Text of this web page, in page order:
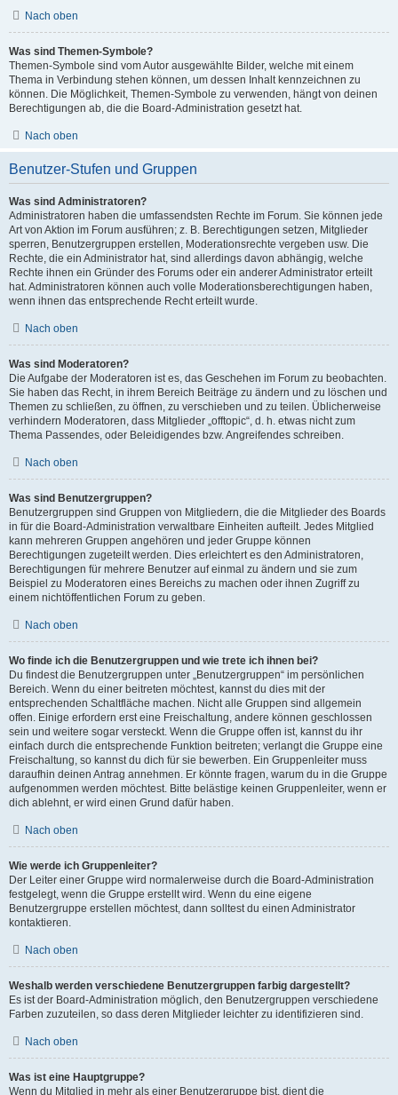
Nach oben
Was sind Themen-Symbole?
Themen-Symbole sind vom Autor ausgewählte Bilder, welche mit einem
Thema in Verbindung stehen können, um dessen Inhalt kennzeichnen zu
können. Die Möglichkeit, Themen-Symbole zu verwenden, hängt von deinen
Berechtigungen ab, die die Board-Administration gesetzt hat.
Nach oben
Benutzer-Stufen und Gruppen
Was sind Administratoren?
Administratoren haben die umfassendsten Rechte im Forum. Sie können jede
Art von Aktion im Forum ausführen; z. B. Berechtigungen setzen, Mitglieder
sperren, Benutzergruppen erstellen, Moderationsrechte vergeben usw. Die
Rechte, die ein Administrator hat, sind allerdings davon abhängig, welche
Rechte ihnen ein Gründer des Forums oder ein anderer Administrator erteilt
hat. Administratoren können auch volle Moderationsberechtigungen haben,
wenn ihnen das entsprechende Recht erteilt wurde.
Nach oben
Was sind Moderatoren?
Die Aufgabe der Moderatoren ist es, das Geschehen im Forum zu beobachten.
Sie haben das Recht, in ihrem Bereich Beiträge zu ändern und zu löschen und
Themen zu schließen, zu öffnen, zu verschieben und zu teilen. Üblicherweise
verhindern Moderatoren, dass Mitglieder „offtopic“, d. h. etwas nicht zum
Thema Passendes, oder Beleidigendes bzw. Angreifendes schreiben.
Nach oben
Was sind Benutzergruppen?
Benutzergruppen sind Gruppen von Mitgliedern, die die Mitglieder des Boards
in für die Board-Administration verwaltbare Einheiten aufteilt. Jedes Mitglied
kann mehreren Gruppen angehören und jeder Gruppe können
Berechtigungen zugeteilt werden. Dies erleichtert es den Administratoren,
Berechtigungen für mehrere Benutzer auf einmal zu ändern und sie zum
Beispiel zu Moderatoren eines Bereichs zu machen oder ihnen Zugriff zu
einem nichtöffentlichen Forum zu geben.
Nach oben
Wo finde ich die Benutzergruppen und wie trete ich ihnen bei?
Du findest die Benutzergruppen unter „Benutzergruppen“ im persönlichen
Bereich. Wenn du einer beitreten möchtest, kannst du dies mit der
entsprechenden Schaltfläche machen. Nicht alle Gruppen sind allgemein
offen. Einige erfordern erst eine Freischaltung, andere können geschlossen
sein und weitere sogar versteckt. Wenn die Gruppe offen ist, kannst du ihr
einfach durch die entsprechende Funktion beitreten; verlangt die Gruppe eine
Freischaltung, so kannst du dich für sie bewerben. Ein Gruppenleiter muss
daraufhin deinen Antrag annehmen. Er könnte fragen, warum du in die Gruppe
aufgenommen werden möchtest. Bitte belästige keinen Gruppenleiter, wenn er
dich ablehnt, er wird einen Grund dafür haben.
Nach oben
Wie werde ich Gruppenleiter?
Der Leiter einer Gruppe wird normalerweise durch die Board-Administration
festgelegt, wenn die Gruppe erstellt wird. Wenn du eine eigene
Benutzergruppe erstellen möchtest, dann solltest du einen Administrator
kontaktieren.
Nach oben
Weshalb werden verschiedene Benutzergruppen farbig dargestellt?
Es ist der Board-Administration möglich, den Benutzergruppen verschiedene
Farben zuzuteilen, so dass deren Mitglieder leichter zu identifizieren sind.
Nach oben
Was ist eine Hauptgruppe?
Wenn du Mitglied in mehr als einer Benutzergruppe bist, dient die